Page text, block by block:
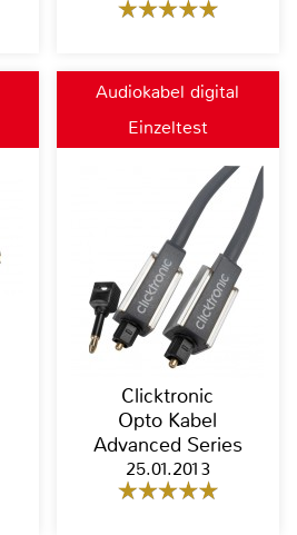
Audiokabel digital
Einzeltest
Clicktronic
Opto Kabel
Advanced Series
25.01.2013